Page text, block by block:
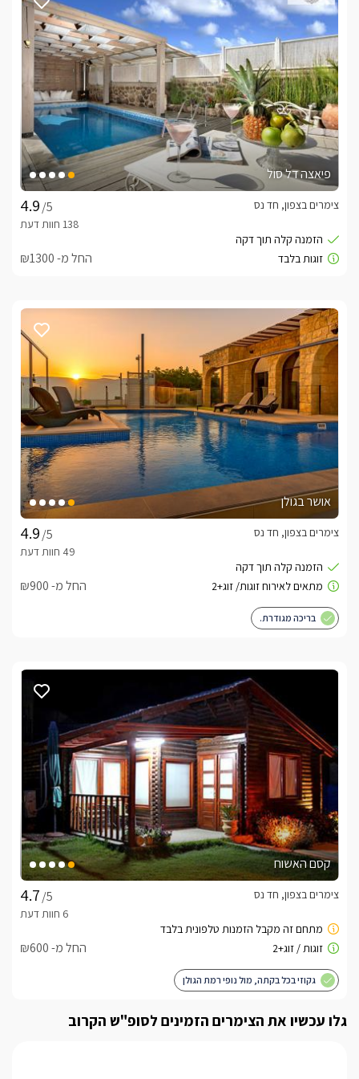
לחצו כאן
פיאצה דל סול
/5
צימרים בצפון, חד נס
החל מ- ₪1300
אושר בגולן
/5
צימרים בצפון, חד נס
החל מ- ₪900
בריכה מגודרת.
קסם האשוח
/5
צימרים בצפון, חד נס
החל מ- ₪600
גקוזי בכל בקתה, מול נופי רמת הגולן
גלו עכשיו את הצימרים הזמינים לסופ"ש הקרוב